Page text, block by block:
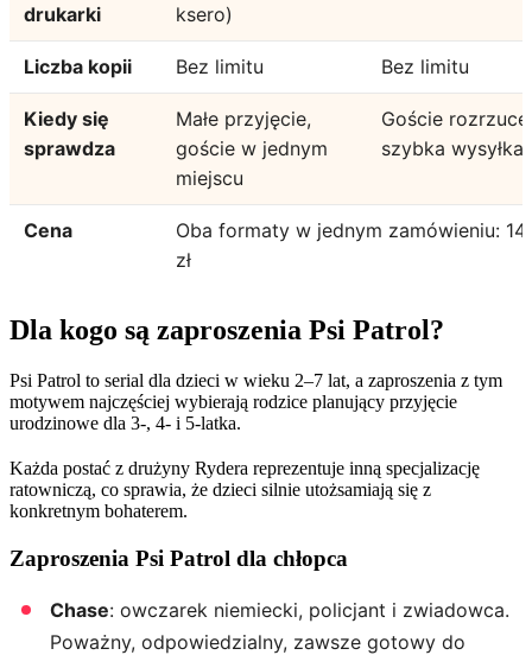
drukarki
ksero)
Liczba kopii Bez limitu Bez limitu
Kiedy się
sprawdza
Małe przyjęcie,
goście w jednym
miejscu
Goście
szybka wysyłka
Cena
Oba formaty w jednym zamówieniu:
zł
Dla kogo są zaproszenia Psi Patrol?
Psi Patrol to serial dla dzieci w wieku 2–7 lat, a zaproszenia z tym
motywem najczęściej wybierają rodzice planujący przyjęcie
urodzinowe dla 3-, 4- i 5-latka.
Każda postać z drużyny Rydera reprezentuje inną specjalizację
ratowniczą, co sprawia, że dzieci silnie utożsamiają się z
konkretnym bohaterem.
Zaproszenia Psi Patrol dla chłopca
Chase: owczarek niemiecki, policjant i zwiadowca.
Poważny, odpowiedzialny, zawsze gotowy do